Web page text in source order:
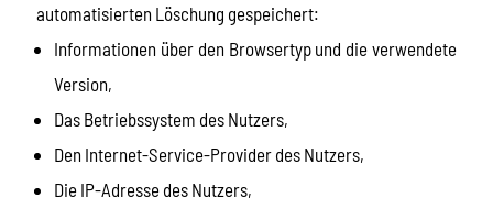
automatisierten Löschung gespeichert:
Informationen über den Browsertyp und die verwendete
Version,
Das Betriebssystem des Nutzers,
Den Internet-Service-Provider des Nutzers,
Die IP-Adresse des Nutzers,